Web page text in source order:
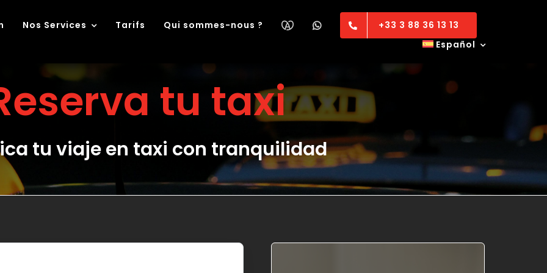
Nos Services Tarifs Qui sommes-nous ?
+33 3 88 36 13 13
Español
tu taxi
tu viaje en taxi con tranquilidad